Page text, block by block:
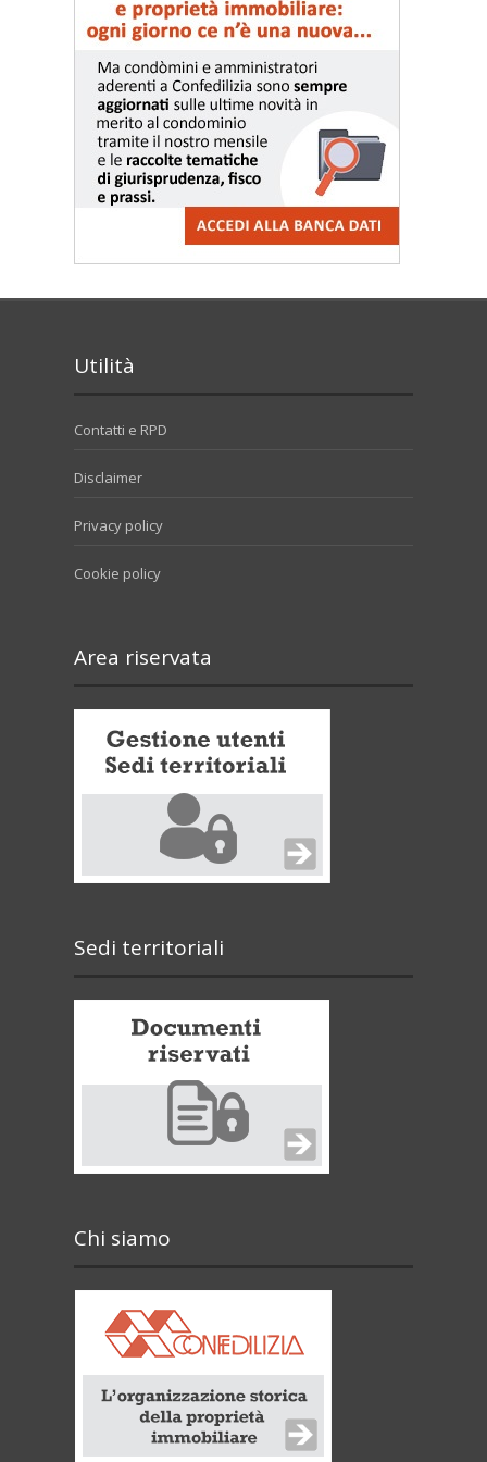
Utilità
Contatti e RPD
Disclaimer
Privacy policy
Cookie policy
Area riservata
Sedi territoriali
Chi siamo